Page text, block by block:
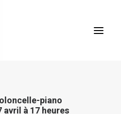
piano
avril à 17 heures